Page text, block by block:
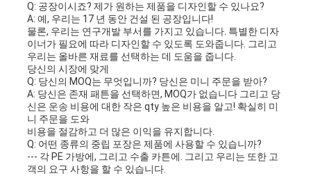
Q: 공장이시죠? 제가 원하는 제품을 디자인할 수 있나요?
A: 예, 우리는 17 년 동안 건설 된 공장입니다!
물론, 우리는 연구개발 부서를 가지고 있습니다. 특별한 디자
이너가 필요에 따라 디자인할 수 있도록 도와줍니다. 그리고
우리는 올바른 재료를 선택하는 데 도움을 줍니다.
당신의 시장에 맞게
Q: 당신의 MOQ는 무엇입니까? 당신은 미니 주문을 받아?
A: 당신은 존재 패튼을 선택하면, MOQ가 없습니다 그리고 당
신은 운송 비용에 대한 작은 qty 높은 비용을 알고! 확실히 미
니 주문을 도와
비용을 절감하고 더 많은 이익을 유지합니다.
Q: 어떤 종류의 중립 포장은 제품에 사용할 수 있습니까?
--- 각 PE 가방에, 그리고 수출 카튼에. 그리고 우리는 또한 고
객의 요구 사항을 할 수 있습니다.